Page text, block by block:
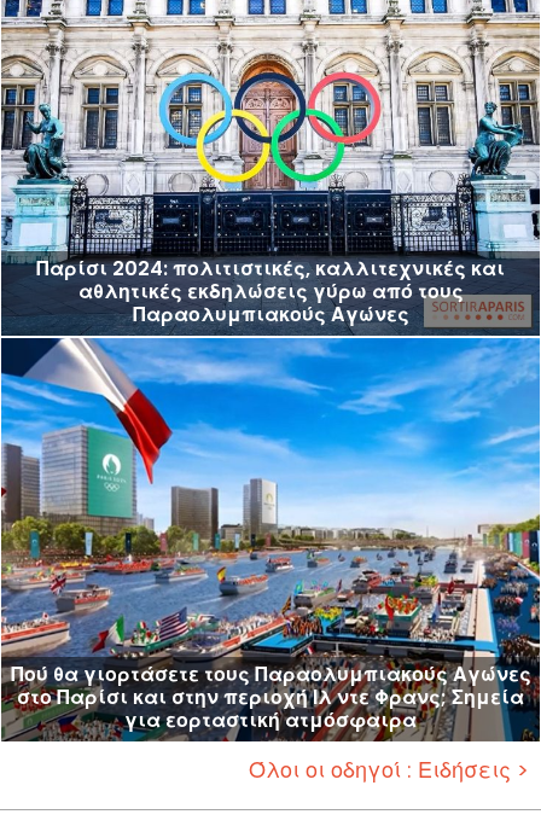
Παρίσι 2024: πολιτιστικές, καλλιτεχνικές και
αθλητικές εκδηλώσεις γύρω από τους
Παραολυμπιακούς Αγώνες
Πού θα γιορτάσετε τους Παραολυμπιακούς Αγώνες
στο Παρίσι και στην περιοχή Ιλ ντε Φρανς; Σημεία
για εορταστική ατμόσφαιρα
Όλοι οι οδηγοί : Ειδήσεις >